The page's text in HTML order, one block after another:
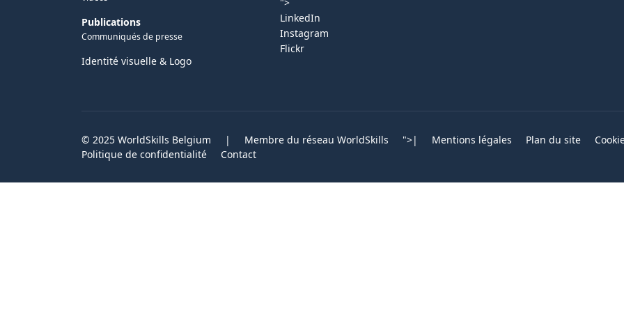
Publications
Communiqués de presse
Identité visuelle & Logo
LinkedIn
Instagram
Flickr
© 2025 WorldSkills Belgium | Membre du réseau WorldSkills ">| Mentions légales Plan du site
Politique de confidentialité
Contact